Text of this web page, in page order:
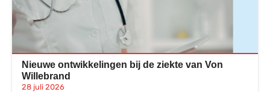
Nieuwe ontwikkelingen bij de ziekte van Von
Willebrand
28 juli 2026